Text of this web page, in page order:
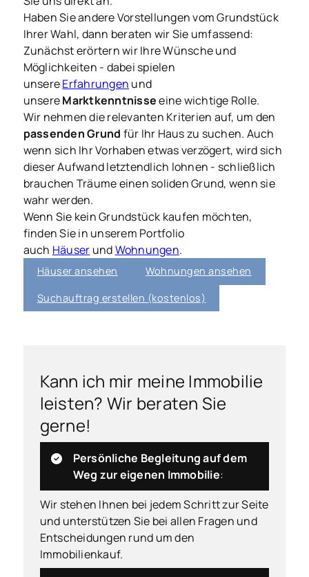
Haben Sie andere Vorstellungen vom Grundstück
Ihrer Wahl, dann beraten wir Sie umfassend:
Zunächst erörtern wir Ihre Wünsche und
Möglichkeiten - dabei spielen
unsereErfahrungen und
unsereMarktkenntnisseeine wichtige Rolle.
Wir nehmen die relevanten Kriterien auf, um den
passenden Grund für Ihr Haus zu suchen. Auch
wenn sich Ihr Vorhaben etwas verzögert, wird sich
dieser Aufwand letztendlich lohnen - schließlich
brauchen Träume einen soliden Grund, wenn sie
wahr werden.
Wenn Sie kein Grundstück kaufen möchten,
finden Sie in unserem Portfolio
auch Häuser undWohnungen.
Häuser ansehen Wohnungen ansehen
Suchauftrag erstellen (kostenlos)
Kann ich mir meine Immobilie
leisten? Wir beraten Sie
gerne!
Persönliche Begleitung auf dem
Weg zur eigenen Immobilie:
Wir stehen Ihnen bei jedem Schritt zur Seite
und unterstützen Sie bei allen Fragen und
Entscheidungen rund um den
Immobilienkauf.